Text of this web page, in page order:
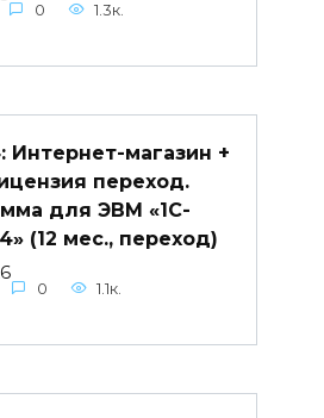
0 1.3к.
Интернет-магазин +
переход.
для ЭВМ «1С-
(12 мес., переход)
0 1.1к.